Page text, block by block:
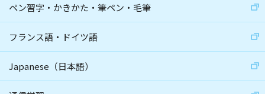
ペン習字・かきかた・筆ペン・毛筆
フランス語・ドイツ語
Japanese（日本語）